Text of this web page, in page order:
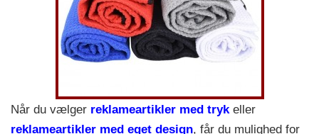
Når du vælger reklameartikler med trykeller
reklameartikler med eget design, får du mulighed for